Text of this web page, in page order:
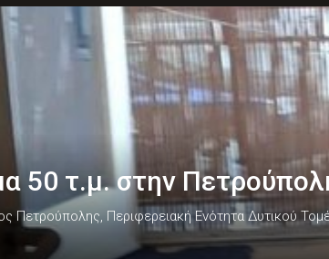
50 τ.μ. στην
Πετρούπολης, Περιφερειακή Ενότητα Δυτικού